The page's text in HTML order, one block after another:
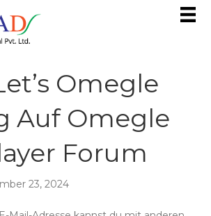
Omegle
Auf Omegle
Forum
23, 2024